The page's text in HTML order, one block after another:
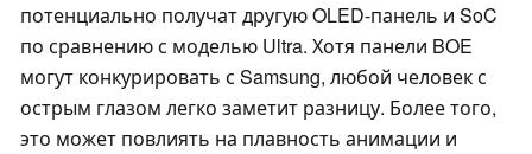
потенциально получат другую OLED-панель и SoC
по сравнению с моделью Ultra. Хотя панели BOE
могут конкурировать с Samsung, любой человек с
острым глазом легко заметит разницу. Более того,
это может повлиять на плавность анимации и